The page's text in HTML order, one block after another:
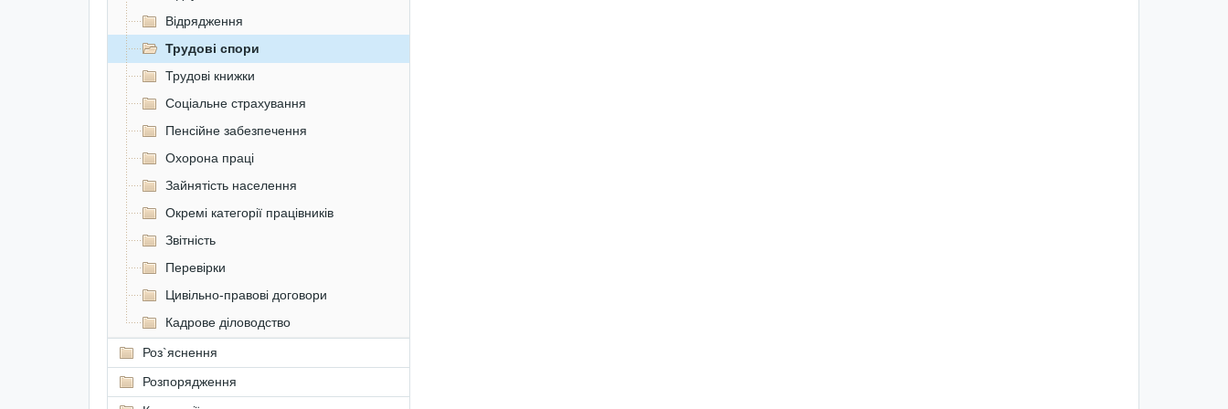
Відрядження
Трудові спори
Трудові книжки
Соціальне страхування
Пенсійне забезпечення
Охорона праці
Зайнятість населення
Окремі категорії працівників
Звітність
Перевірки
Цивільно-правові договори
Кадрове діловодство
Роз`яснення
Розпорядження